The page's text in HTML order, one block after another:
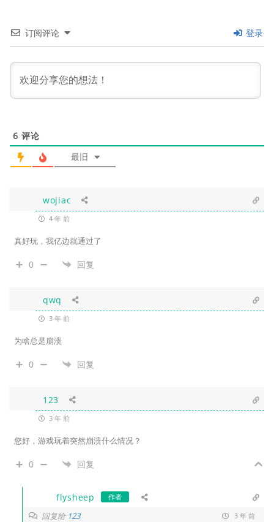
订阅评论 登录
6 评论
最旧
wojiac
4 年 前
真好玩，我亿边就通过了
0 回复
qwq
3 年 前
为啥总是崩溃
0 回复
123
3 年 前
您好，游戏玩着突然崩溃什么情况？
0 回复
flysheep 作者
回复给 123 3 年 前